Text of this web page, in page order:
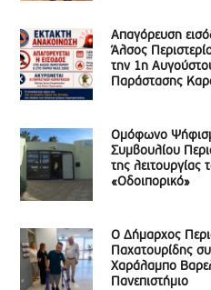
Απαγόρευση
Άλσος
την 1η
Παράστασης
Ομόφωνο
Συμβουλίου
της
«Οδοιπορικό»
Ο Δήμαρχος
Παχατουρίδης
Χαράλαμπο
Πανεπιστήμιο